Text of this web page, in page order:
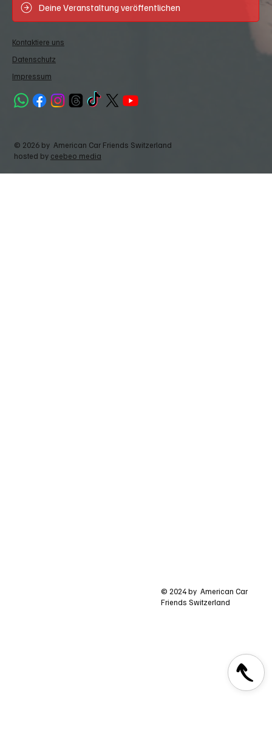
Deine Veranstaltung veröffentlichen
Kontaktiere uns
Datenschutz
Impressum
© 2026 by American Car Friends Switzerland
hosted by ceebeo media
© 2024 by American Car
Friends Switzerland